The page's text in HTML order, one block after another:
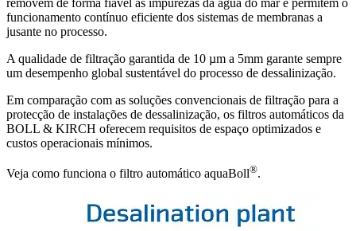
removem de forma fiável as impurezas da água do mar e permitem o
funcionamento contínuo eficiente dos sistemas de membranas a
jusante no processo.
A qualidade de filtração garantida de 10 µm a 5mm garante sempre
um desempenho global sustentável do processo de dessalinização.
Em comparação com as soluções convencionais de filtração para a
protecção de instalações de dessalinização, os filtros automáticos da
BOLL & KIRCH oferecem requisitos de espaço optimizados e
custos operacionais mínimos.
Veja como funciona o filtro automático aquaBoll®.